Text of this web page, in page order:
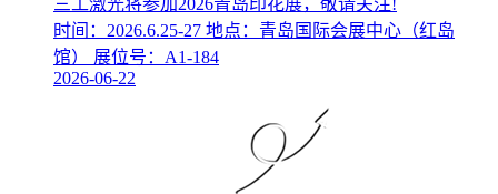
三工激光将参加2026青岛印花展，敬请关注!
时间：2026.6.25-27 地点：青岛国际会展中心（红岛
馆） 展位号：A1-184
2026-06-22